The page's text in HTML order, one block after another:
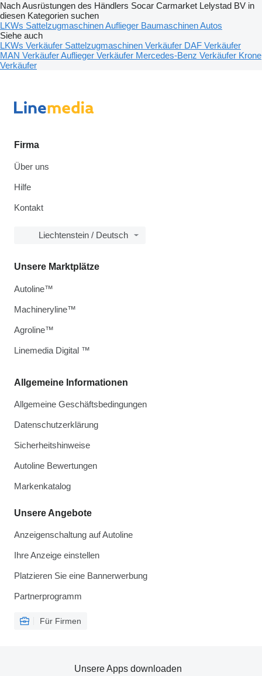
Nach Ausrüstungen des Händlers Socar Carmarket Lelystad BV in
diesen Kategorien suchen
LKWs SattelzugmaschinenAuflieger BaumaschinenAutos
Siehe auch
LKWs Verkäufer Sattelzugmaschinen Verkäufer DAF Verkäufer
MAN VerkäuferAuflieger Verkäufer Mercedes-Benz Verkäufer Krone
Verkäufer
Firma
Über uns
Hilfe
Kontakt
Liechtenstein / Deutsch
Allgemeine Informationen
Allgemeine Geschäftsbedingungen
Datenschutzerklärung
Sicherheitshinweise
Autoline Bewertungen
Markenkatalog
Unsere Angebote
Anzeigenschaltung auf Autoline
Ihre Anzeige einstellen
Platzieren Sie eine Bannerwerbung
Partnerprogramm
Für Firmen
Unsere Marktplätze
Autoline™
Machineryline™
Agroline™
Linemedia Digital ™
Unsere Apps downloaden